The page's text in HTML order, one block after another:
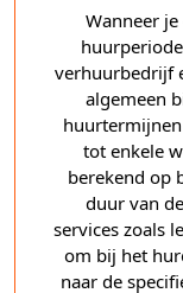
Wanneer
verhuurbedrijf
algemeen
tot enkele
berekend op
duur van
services zoals
om bij het
naar de